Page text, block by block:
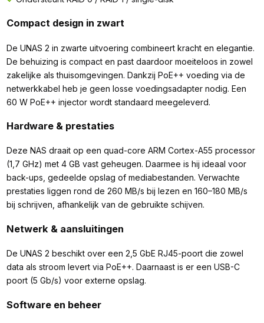
Compact design in zwart
De UNAS 2 in zwarte uitvoering combineert kracht en elegantie.
De behuizing is compact en past daardoor moeiteloos in zowel
zakelijke als thuisomgevingen. Dankzij PoE++ voeding via de
netwerkkabel heb je geen losse voedingsadapter nodig. Een
60 W PoE++ injector wordt standaard meegeleverd.
Hardware & prestaties
Deze NAS draait op een quad-core ARM Cortex-A55 processor
(1,7 GHz) met 4 GB vast geheugen. Daarmee is hij ideaal voor
back-ups, gedeelde opslag of mediabestanden. Verwachte
prestaties liggen rond de 260 MB/s bij lezen en 160–180 MB/s
bij schrijven, afhankelijk van de gebruikte schijven.
Netwerk & aansluitingen
De UNAS 2 beschikt over een 2,5 GbE RJ45-poort die zowel
data als stroom levert via PoE++. Daarnaast is er een USB-C
poort (5 Gb/s) voor externe opslag.
Software en beheer